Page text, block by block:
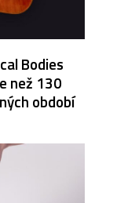
Bodies
než 130
období